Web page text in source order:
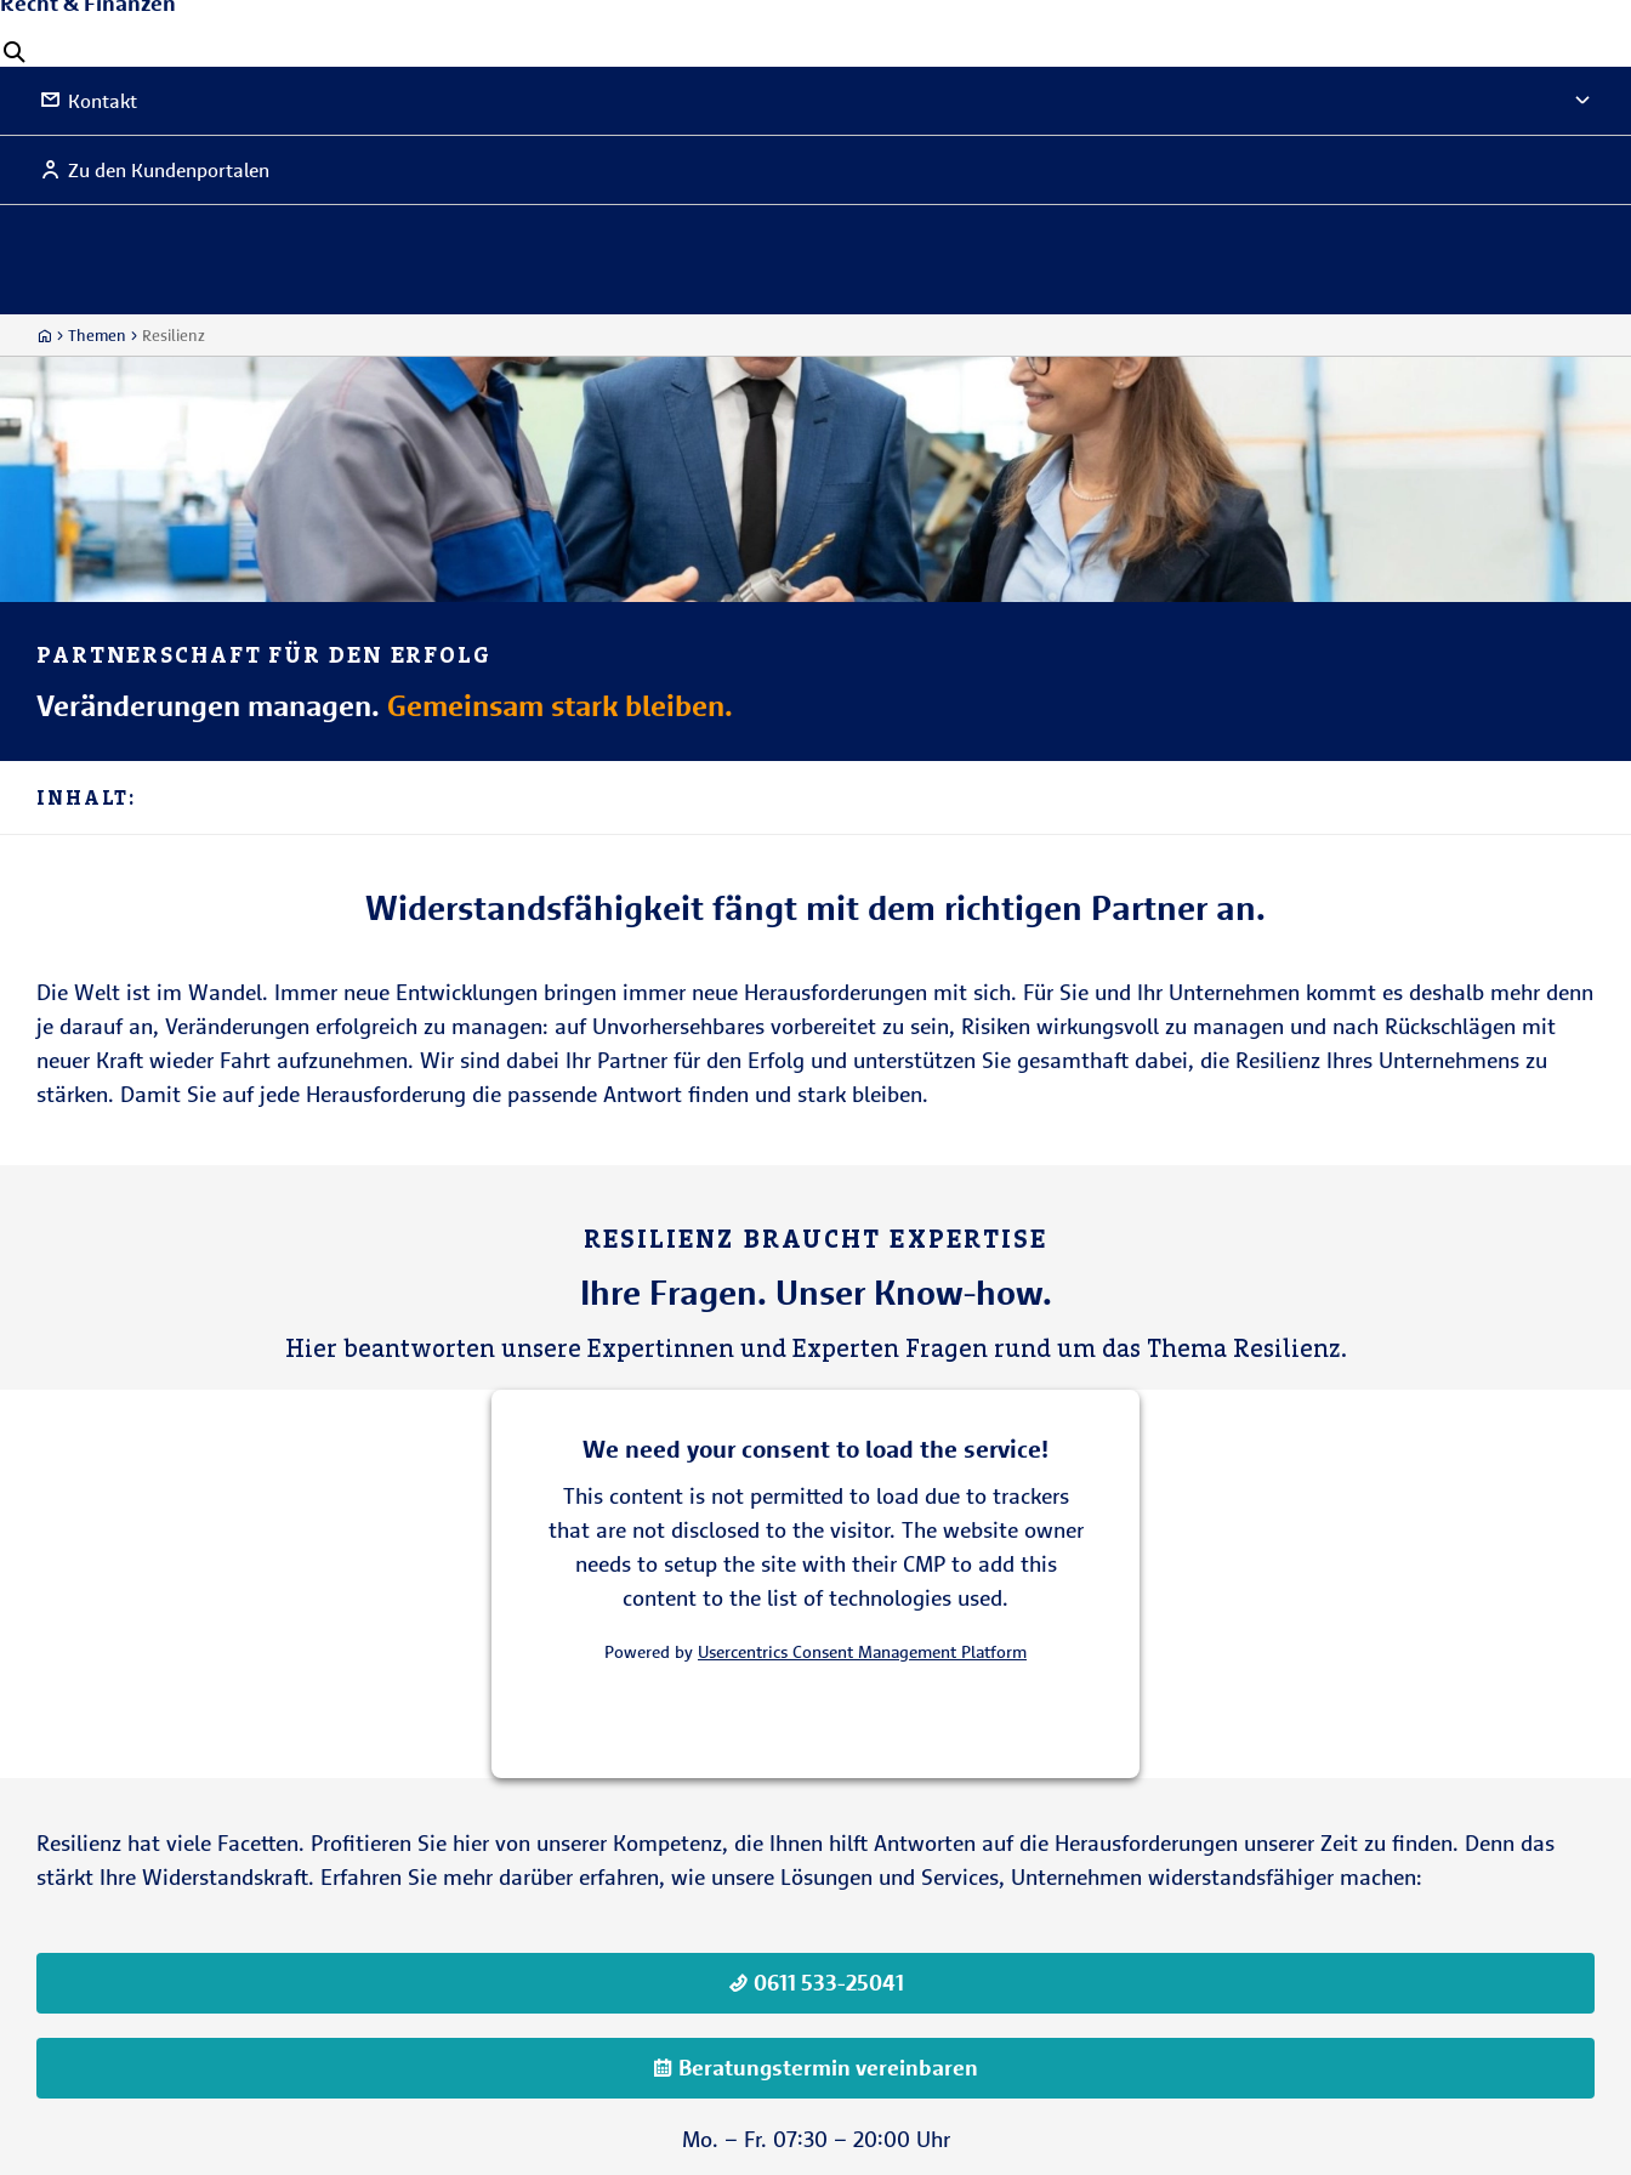
Kontakt
Zu den Kundenportalen
Themen Resilienz
PARTNERSCHAFT FÜR DEN ERFOLG
Veränderungen managen. Gemeinsam stark bleiben.
INHALT:
Widerstandsfähigkeit fängt mit dem richtigen Partner an.
Die Welt ist im Wandel. Immer neue Entwicklungen bringen immer neue Herausforderungen mit sich. Für Sie und Ihr Unternehmen kommt es deshalb mehr denn
je darauf an, Veränderungen erfolgreich zu managen: auf Unvorhersehbares vorbereitet zu sein, Risiken wirkungsvoll zu managen und nach Rückschlägen mit
neuer Kraft wieder Fahrt aufzunehmen. Wir sind dabei Ihr Partner für den Erfolg und unterstützen Sie gesamthaft dabei, die Resilienz Ihres Unternehmens zu
stärken. Damit Sie auf jede Herausforderung die passende Antwort finden und stark bleiben.
RESILIENZ BRAUCHT EXPERTISE
Ihre Fragen. Unser Know-how.
Hier beantworten unsere Expertinnen und Experten Fragen rund um das Thema Resilienz.
We need your consent to load the service!
This content is not permitted to load due to trackers
that are not disclosed to the visitor. The website owner
needs to setup the site with their CMP to add this
content to the list of technologies used.
Powered by Usercentrics Consent Management Platform
Resilienz hat viele Facetten. Profitieren Sie hier von unserer Kompetenz, die Ihnen hilft Antworten auf die Herausforderungen unserer Zeit zu finden. Denn das
stärkt Ihre Widerstandskraft. Erfahren Sie mehr darüber erfahren, wie unsere Lösungen und Services, Unternehmen widerstandsfähiger machen:
0611 533-25041
Beratungstermin vereinbaren
Mo. – Fr. 07:30 – 20:00 Uhr